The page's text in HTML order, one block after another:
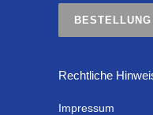
Rechtliche
Impressum